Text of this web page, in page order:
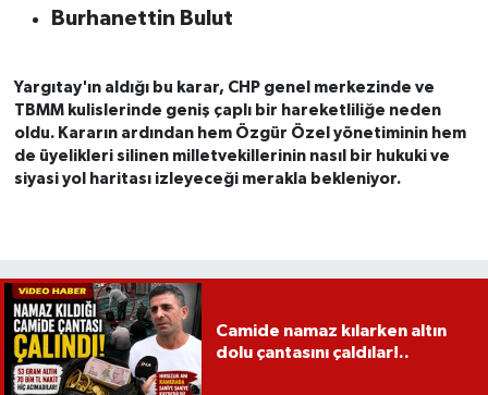
Burhanettin Bulut
Yargıtay'ın aldığı bu karar, CHP genel merkezinde ve
TBMM kulislerinde geniş çaplı bir hareketliliğe neden
oldu. Kararın ardından hem Özgür Özel yönetiminin hem
de üyelikleri silinen milletvekillerinin nasıl bir hukuki ve
siyasi yol haritası izleyeceği merakla bekleniyor.
Camide namaz kılarken altın
dolu çantasını çaldılar!..